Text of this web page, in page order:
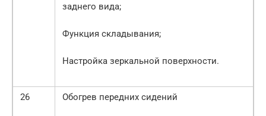
заднего вида;
Функция складывания;
Настройка зеркальной поверхности.
26 Обогрев передних сидений